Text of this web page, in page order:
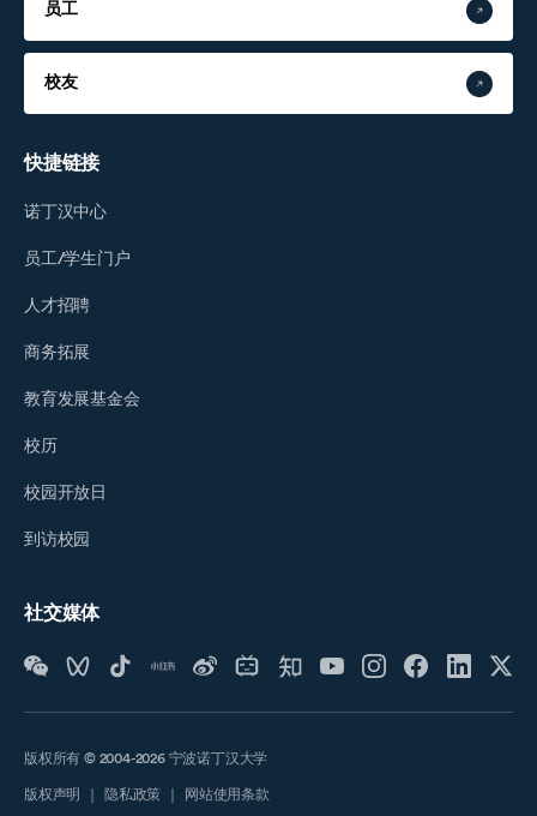
员工
校友
快捷链接
诺丁汉中心
员工/学生门户
人才招聘
商务拓展
教育发展基金会
校历
校园开放日
到访校园
社交媒体
版权所有 © 2004-2026 宁波诺丁汉大学
版权声明 隐私政策 网站使用条款